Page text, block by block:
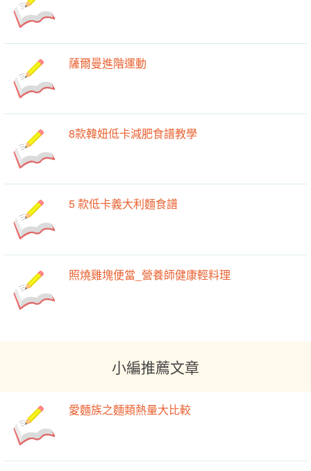
薩爾曼進階運動
8款韓妞低卡減肥食譜教學
5 款低卡義大利麵食譜
照燒雞塊便當_營養師健康輕料理
小編推薦文章
愛麵族之麵類熱量大比較